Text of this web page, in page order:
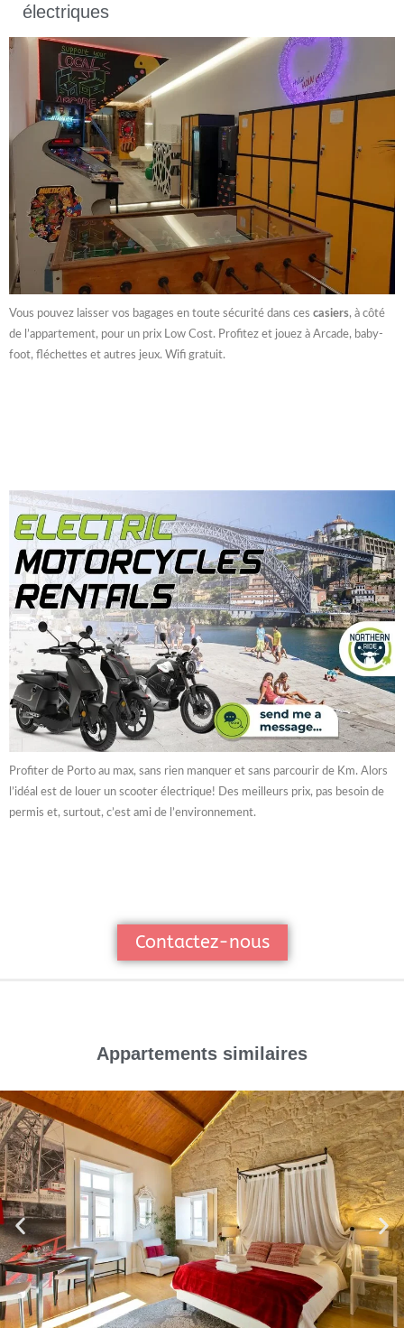
électriques
Vous pouvez laisser vos bagages en toute sécurité dans ces casiers, à côté
de l’appartement, pour un prix Low Cost. Profitez et jouez à Arcade, baby-
foot, fléchettes et autres jeux. Wifi gratuit.
Profiter de Porto au max, sans rien manquer et sans parcourir de Km. Alors
l’idéal est de louer un scooter électrique! Des meilleurs prix, pas besoin de
permis et, surtout, c’est ami de l’environnement.
Contactez-nous
Appartements similaires